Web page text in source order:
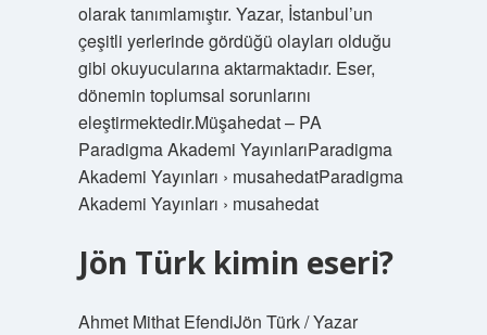
olarak tanımlamıştır. Yazar, İstanbul’un
çeşitli yerlerinde gördüğü olayları olduğu
gibi okuyucularına aktarmaktadır. Eser,
dönemin toplumsal sorunlarını
eleştirmektedir.Müşahedat – PA
Paradigma Akademi YayınlarıParadigma
Akademi Yayınları › musahedatParadigma
Akademi Yayınları › musahedat
Jön Türk kimin eseri?
Ahmet Mithat EfendiJön Türk / Yazar